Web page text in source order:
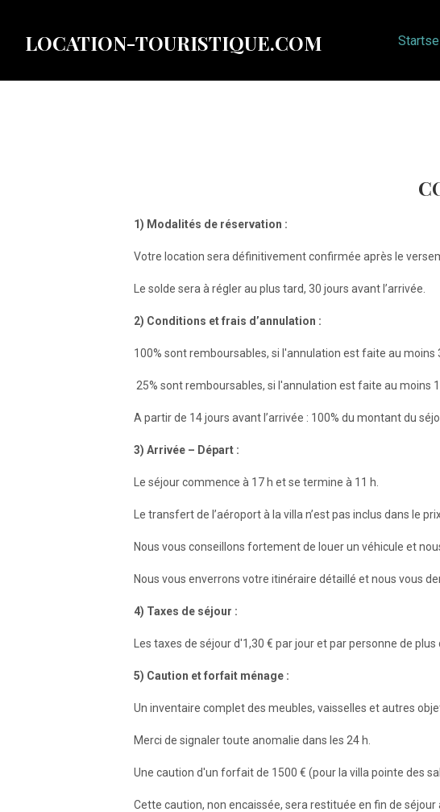
LOCATION-TOURISTIQUE.COM
1) Modalités de réservation :
Votre location sera définitivement confirmée après le
Le solde sera à régler au plus tard, 30 jours avant l’arrivée.
2) Conditions et frais d’annulation :
100% sont remboursables, si l'annulation est faite au moins
25% sont remboursables, si l'annulation est faite au moins
A partir de 14 jours avant l’arrivée : 100% du montant du
3) Arrivée – Départ :
Le séjour commence à 17 h et se termine à 11 h.
Le transfert de l’aéroport à la villa n’est pas inclus dans le
Nous vous conseillons fortement de louer un véhicule et
Nous vous enverrons votre itinéraire détaillé et nous vous
4) Taxes de séjour :
Les taxes de séjour d'1,30 € par jour et par personne de
5) Caution et forfait ménage :
Un inventaire complet des meubles, vaisselles et autres
Merci de signaler toute anomalie dans les 24 h.
Une caution d'un forfait de 1500 € (pour la villa pointe des
Cette caution, non encaissée, sera restituée en fin de séjour